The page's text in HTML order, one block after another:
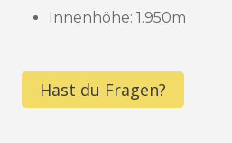
Innenhöhe: 1.950m
Hast du Fragen?